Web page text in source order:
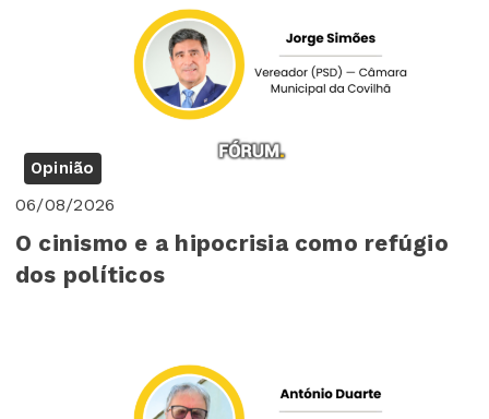
Opinião
06/08/2026
O cinismo e a hipocrisia como refúgio
dos políticos